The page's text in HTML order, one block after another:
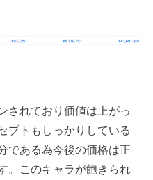
されており価値は上がっ
プトもしっかりしている
である為今後の価格は正
。このキャラが飽きられ